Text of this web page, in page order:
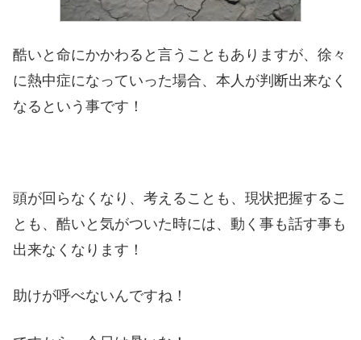
酷いと命にかかわると言うこともありますが、徐々
に熱中症になっていった場合、本人が判断出来なく
なるという事です！
頭が回らなくなり、考えることも、現状把握するこ
とも、酷いと気がついた時には、動く事も話す事も
出来なくなります！
助けが呼べないんですね！